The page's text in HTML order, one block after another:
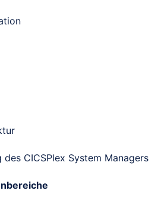
CICSPlex System Managers